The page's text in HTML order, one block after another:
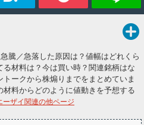
ク
マ
ー
Pocket
騰／急落した原因は？値幅はどれくら
材料は？今は買い時？関連銘柄はな
ークから株煽りまでをまとめていま
料からどのように値動きを予想する
ーザイ関連の他ページ